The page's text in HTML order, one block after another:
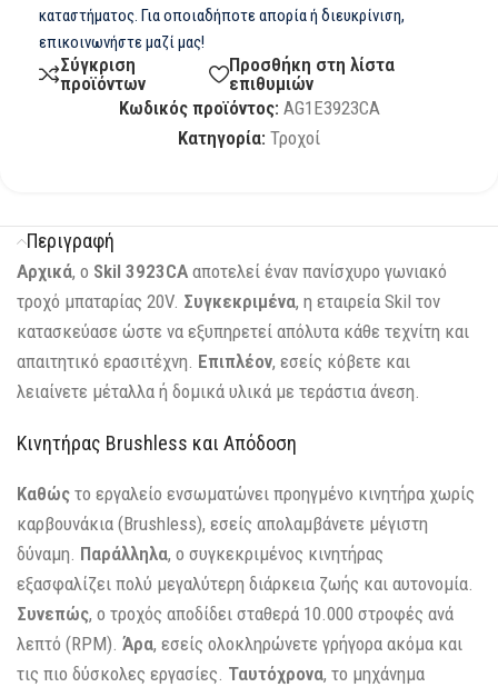
καταστήματος. Για οποιαδήποτε απορία ή διευκρίνιση,
επικοινωνήστε μαζί μας!
Σύγκριση
προϊόντων
Προσθήκη στη λίστα
επιθυμιών
Κωδικός προϊόντος: AG1E3923CA
Κατηγορία: Τροχοί
Περιγραφή
Αρχικά, ο Skil 3923CA αποτελεί έναν πανίσχυρο γωνιακό
τροχό μπαταρίας 20V. Συγκεκριμένα, η εταιρεία Skil τον
κατασκεύασε ώστε να εξυπηρετεί απόλυτα κάθε τεχνίτη και
απαιτητικό ερασιτέχνη. Επιπλέον, εσείς κόβετε και
λειαίνετε μέταλλα ή δομικά υλικά με τεράστια άνεση.
Κινητήρας Brushless και Απόδοση
Καθώς το εργαλείο ενσωματώνει προηγμένο κινητήρα χωρίς
καρβουνάκια (Brushless), εσείς απολαμβάνετε μέγιστη
δύναμη. Παράλληλα, ο συγκεκριμένος κινητήρας
εξασφαλίζει πολύ μεγαλύτερη διάρκεια ζωής και αυτονομία.
Συνεπώς, ο τροχός αποδίδει σταθερά 10.000 στροφές ανά
λεπτό (RPM). Άρα, εσείς ολοκληρώνετε γρήγορα ακόμα και
τις πιο δύσκολες εργασίες. Ταυτόχρονα, το μηχάνημα